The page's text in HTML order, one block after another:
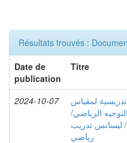
Résultats trouvés :
Date de
publication
Titre
2024-10-07
لمقياس
الرياضي/
/ ليسانس تدريب
رياضي